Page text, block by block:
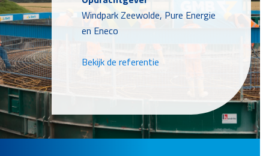
Windpark Zeewolde, Pure Energie
en Eneco
Bekijk de referentie